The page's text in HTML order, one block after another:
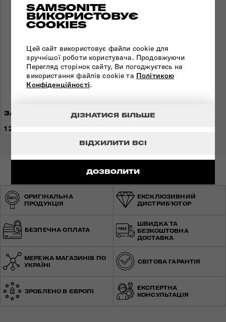
SAMSONITE
ВИКОРИСТОВУЄ
COOKIES
Цей сайт використовує файли cookie для
зручнішої роботи користувача. Продовжуючи
Перегляд сторінок сайту, Ви погоджуєтесь на
використання файлів cookie та Політикою
Конфіденційності.
ДОЗВОЛИТИ
ВІДХИЛИТИ ВСІ
ДІЗНАТИСЯ БІЛЬШЕ
ЗАМОК GLOBAL TA
1 200 грн
ОРИГІНАЛЬНА
ПРОДУКЦІЯ
ЕКСКЛЮЗИВНИЙ
ДИСТРИБ'ЮТОР
БЕЗПЕЧНА ОПЛАТА
ШВИДКА ТА
БЕЗКОШТОВНА
ДОСТАВКА
МЕРЕЖА МАГАЗИНІВ ПО
УКРАЇНІ
СВІТОВА ГАРАНТІЯ
ЗРОБЛЕНО В ЄВРОПІ
ЕКСПЕРТНА
КОНСУЛЬТАЦІЯ